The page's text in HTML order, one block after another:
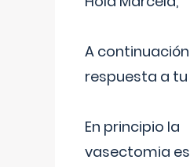
A
respuesta a
En principio la
vasectomia